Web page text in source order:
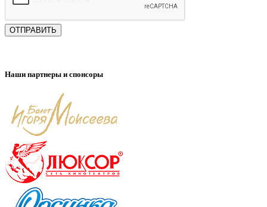
ОТПРАВИТЬ
Наши партнеры и спонсоры